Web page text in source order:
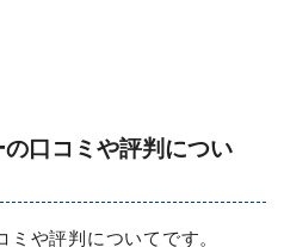
口コミや評判につい
ミや評判についてです。